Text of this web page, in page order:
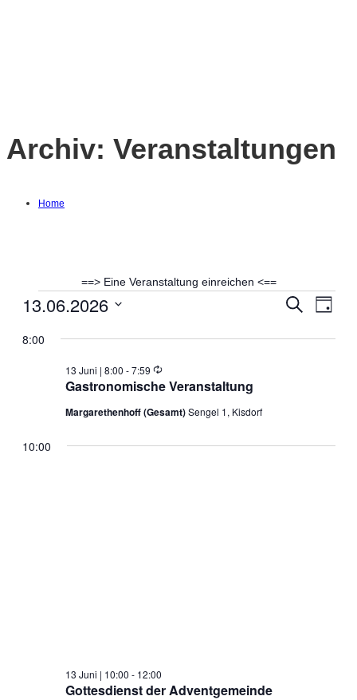
Archiv: Veranstaltungen
Home
==> Eine Veranstaltung einreichen <==
Veranstaltungen
für
Juni
Suche
Suche
Tag
13.06.2026
wählen.
8:00
Gastronomische Veranstaltung
13 Juni | 8:00 -7:59 Wiederholung
Margarethenhoff (Gesamt)Sengel 1, Kisdorf
10:00
Gottesdienst der Adventgemeinde
13 Juni | 10:00 - 12:00